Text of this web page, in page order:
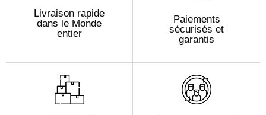
Livraison rapide
dans le Monde
entier
Paiements
sécurisés et
garantis